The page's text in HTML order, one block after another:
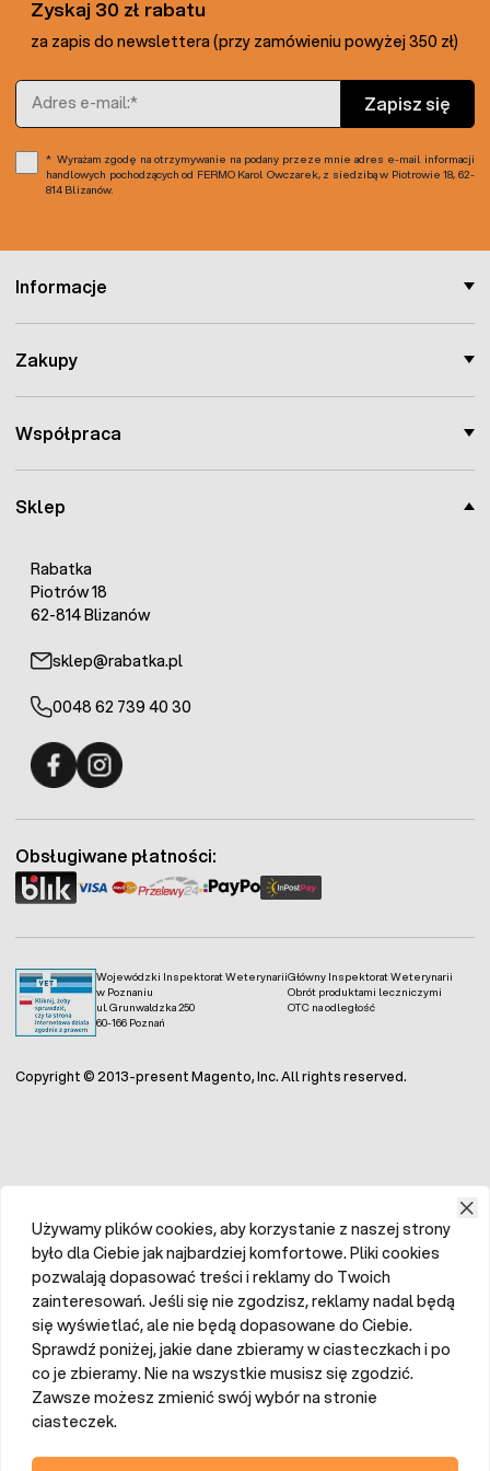
Sklep
Rabatka
Piotrów 18
62-814 Blizanów
sklep@rabatka.pl
0048 62 739 40 30
Informacje
Zakupy
Współpraca
Zyskaj 30 zł rabatu
za zapis do newslettera (przy zamówieniu powyżej 350 zł)
Adres e-mail
Zapisz się
Wyrażam zgodę na otrzymywanie na podany przeze mnie adres e-mail informacji
handlowych pochodzących od FERMO Karol Owczarek, z siedzibą w Piotrowie 18, 62-
814 Blizanów.
Wojewódzki Inspektorat Weterynarii
w Poznaniu
ul. Grunwaldzka 250
60-166 Poznań
Główny Inspektorat Weterynarii
Obrót produktami leczniczymi
OTC na odległość
Obsługiwane płatności:
Copyright © 2013-present Magento, Inc. All rights reserved.
Używamy plików cookies, aby korzystanie z naszej strony
było dla Ciebie jak najbardziej komfortowe. Pliki cookies
pozwalają dopasować treści i reklamy do Twoich
zainteresowań. Jeśli się nie zgodzisz, reklamy nadal będą
się wyświetlać, ale nie będą dopasowane do Ciebie.
Sprawdź poniżej, jakie dane zbieramy w ciasteczkach i po
co je zbieramy. Nie na wszystkie musisz się zgodzić.
Zawsze możesz zmienić swój wybór na stronie
ciasteczek.